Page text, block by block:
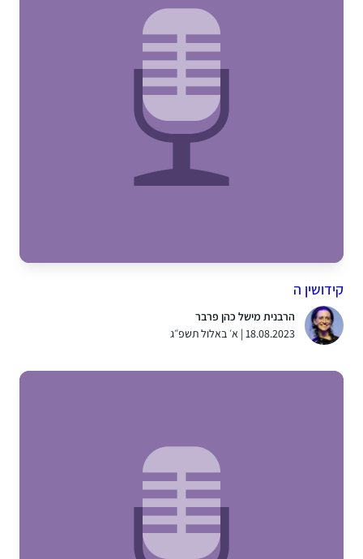
קידושין ה
הרבנית מישל כהן פרבר
18.08.2023 | א׳ באלול תשפ״ג